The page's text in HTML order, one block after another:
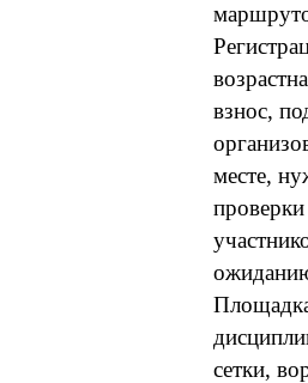
взнос,
месте,
сетки,